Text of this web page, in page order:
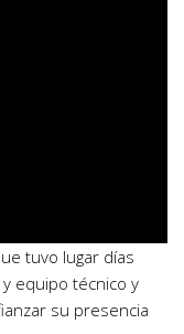
tuvo lugar días
equipo técnico y
su presencia